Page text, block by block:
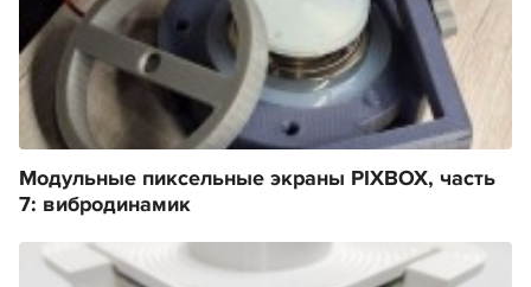
Модульные пиксельные экраны PIXBOX, часть
7: вибродинамик